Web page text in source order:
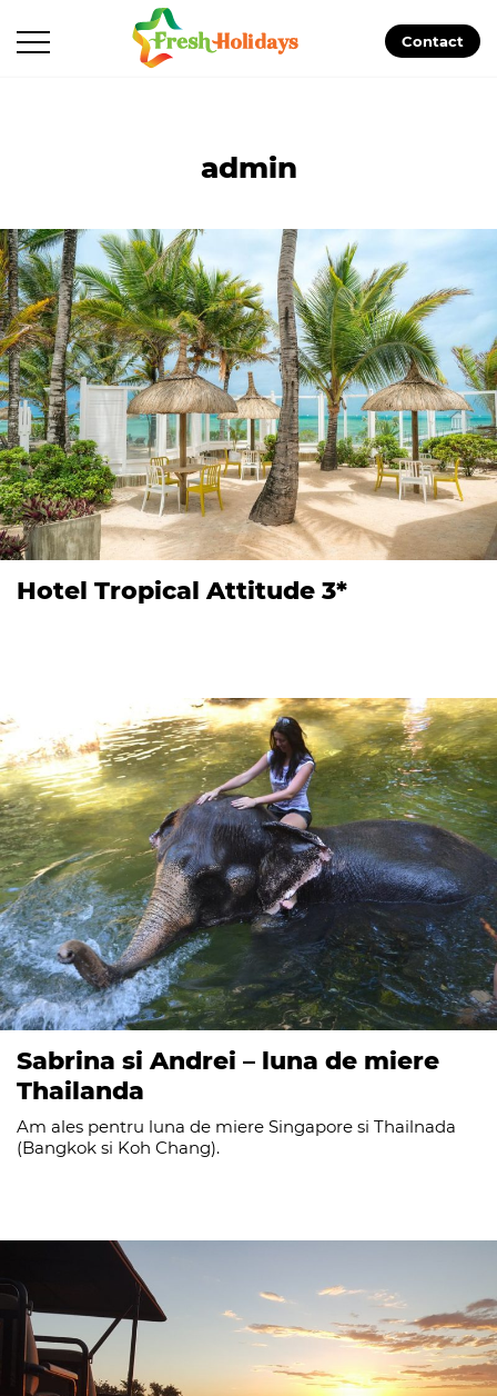
Contact
admin
Hotel Tropical Attitude 3*
Sabrina si Andrei – luna de miere
Thailanda
Am ales pentru luna de miere Singapore si Thailnada
(Bangkok si Koh Chang).